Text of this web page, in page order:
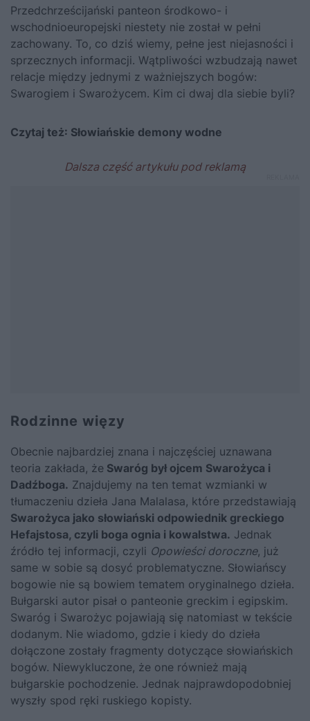
Przedchrześcijański panteon środkowo- i
wschodnioeuropejski niestety nie został w pełni
zachowany. To, co dziś wiemy, pełne jest niejasności i
sprzecznych informacji. Wątpliwości wzbudzają nawet
relacje między jednymi z ważniejszych bogów:
Swarogiem i Swarożycem. Kim ci dwaj dla siebie byli?
Czytaj też: Słowiańskie demony wodne
Rodzinne więzy
Obecnie najbardziej znana i najczęściej uznawana
teoria zakłada, że Swaróg był ojcem Swarożyca i
Dadźboga. Znajdujemy na ten temat wzmianki w
tłumaczeniu dzieła Jana Malalasa, które przedstawiają
Swarożyca jako słowiański odpowiednik greckiego
Hefajstosa, czyli boga ognia i kowalstwa. Jednak
źródło tej informacji, czyli Opowieści doroczne, już
same w sobie są dosyć problematyczne. Słowiańscy
bogowie nie są bowiem tematem oryginalnego dzieła.
Bułgarski autor pisał o panteonie greckim i egipskim.
Swaróg i Swarożyc pojawiają się natomiast w tekście
dodanym. Nie wiadomo, gdzie i kiedy do dzieła
dołączone zostały fragmenty dotyczące słowiańskich
bogów. Niewykluczone, że one również mają
bułgarskie pochodzenie. Jednak najprawdopodobniej
wyszły spod ręki ruskiego kopisty.